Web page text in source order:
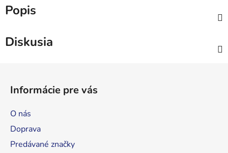
Popis
Diskusia
Informácie pre vás
O nás
Doprava
Predávané značky